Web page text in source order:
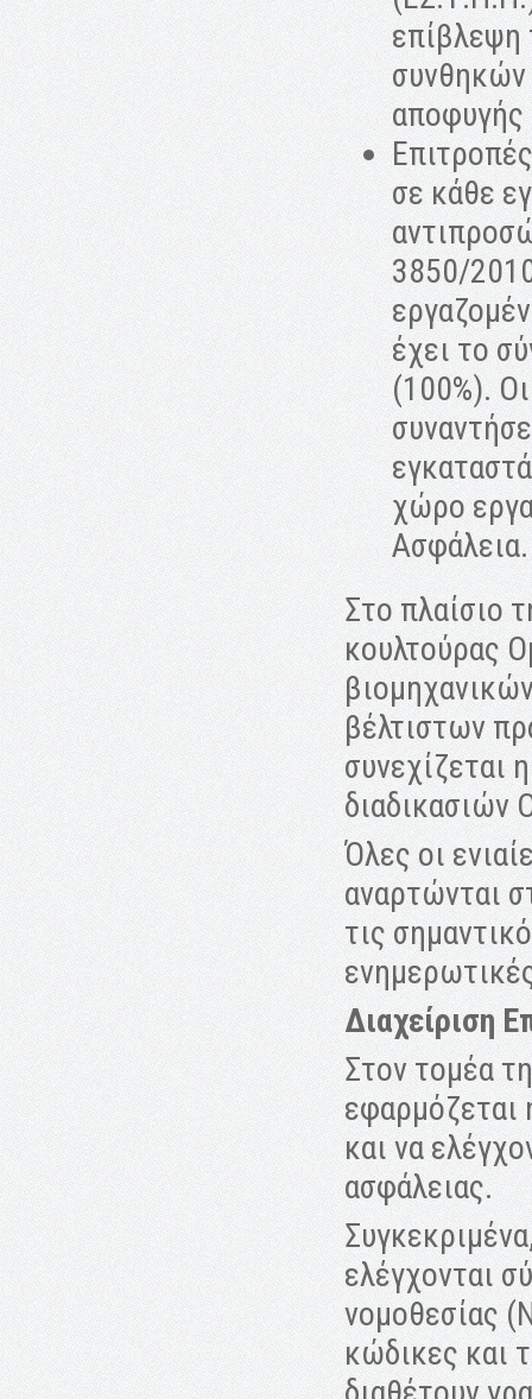
επίβλεψη
συνθηκών
σε κάθε
3850/
έχει το
(100%).
χώρο
Ασφάλεια.
Στο πλαίσιο
κουλτούρας
βέλτιστων
συνεχίζεται
διαδικασιών
Όλες οι
αναρτώνται
τις
Διαχείριση
Στον τομέα
και να
ασφάλειας.
ελέγχονται
νομοθεσίας
κώδικες και